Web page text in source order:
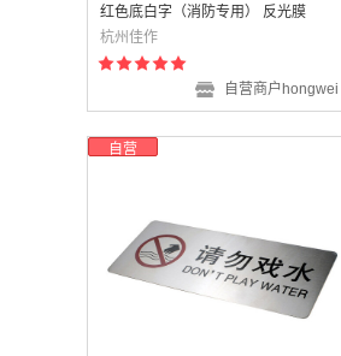
红色底白字（消防专用） 反光膜
杭州佳作
自营商户hongwei
自营